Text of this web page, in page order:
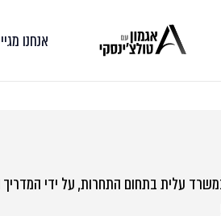
אנחנו